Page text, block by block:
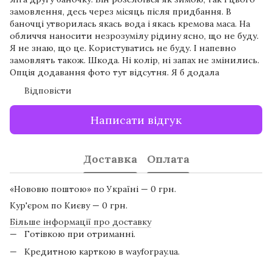
замовлення, десь через місяць після придбання. В
баночці утворилась якась вода і якась кремова маса. На
обличчя наносити незрозумілу рідину ясно, що не буду.
Я не знаю, що це. Користуватись не буду. І напевно
замовлять також. Шкода. Ні колір, ні запах не змінились.
Опція додавання фото тут відсутня. Я б додала
Відповісти
Написати відгук
Доставка Оплата
«Нововю поштою» по Україні — 0 грн.
Кур'єром по Києву — 0 грн.
Більше інформації про доставку
Готівкою при отриманні.
Кредитною карткою в wayforpay.ua.